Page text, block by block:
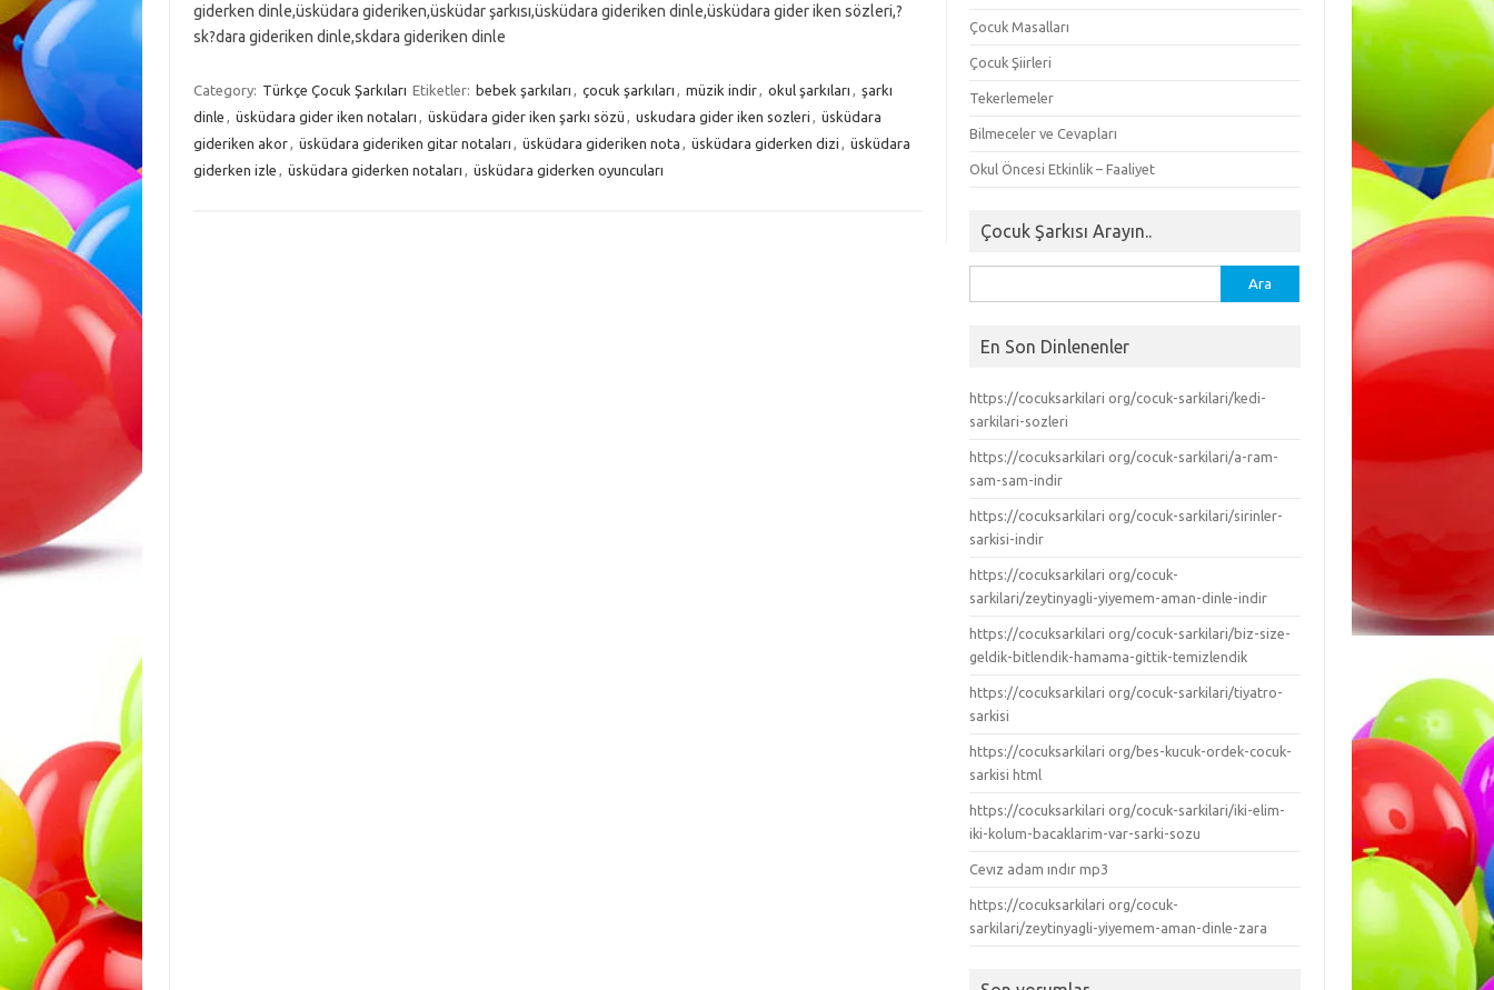
giderken dinle,üsküdara gideriken,üsküdar şarkısı,üsküdara gideriken dinle,üsküdara gider iken sözleri,?
sk?dara gideriken dinle,skdara gideriken dinle
Category: Türkçe Çocuk Şarkıları Etiketler: bebek şarkıları , çocuk şarkıları , müzik indir, okul şarkıları , şarkı
dinle , üsküdara gider iken notaları , üsküdara gider iken şarkı sözü , uskudara gider iken sozleri , üsküdara
gideriken akor, üsküdara gideriken gitar notaları , üsküdara gideriken nota , üsküdara giderken dizi , üsküdara
giderken izle , üsküdara giderken notaları , üsküdara giderken oyuncuları
Çocuk Masalları
Çocuk Şiirleri
Tekerlemeler
Bilmeceler ve Cevapları
Okul Öncesi Etkinlik – Faaliyet
Çocuk Şarkısı Arayın..
En Son Dinlenenler
https://cocuksarkilari org/cocuk-sarkilari/kedi-
sarkilari-sozleri
https://cocuksarkilari org/cocuk-sarkilari/a-ram-
sam-sam-indir
https://cocuksarkilari org/cocuk-sarkilari/sirinler-
sarkisi-indir
https://cocuksarkilari org/cocuk-
sarkilari/zeytinyagli-yiyemem-aman-dinle-indir
https://cocuksarkilari org/cocuk-sarkilari/biz-size-
geldik-bitlendik-hamama-gittik-temizlendik
https://cocuksarkilari org/cocuk-sarkilari/tiyatro-
sarkisi
https://cocuksarkilari org/bes-kucuk-ordek-cocuk-
sarkisi html
https://cocuksarkilari org/cocuk-sarkilari/iki-elim-
iki-kolum-bacaklarim-var-sarki-sozu
Cevız adam ındır mp3
https://cocuksarkilari org/cocuk-
sarkilari/zeytinyagli-yiyemem-aman-dinle-zara